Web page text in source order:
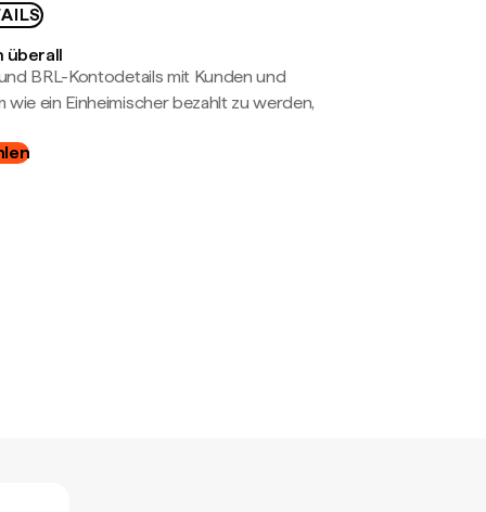
überall
und BRL-Kontodetails mit Kunden und
wie ein Einheimischer bezahlt zu werden,